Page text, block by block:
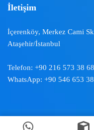
İletişim
İçerenköy, Merkez Cami
Ataşehir/İstanbul
Telefon: +90 216 573 38 68
WhatsApp: +90 546 653